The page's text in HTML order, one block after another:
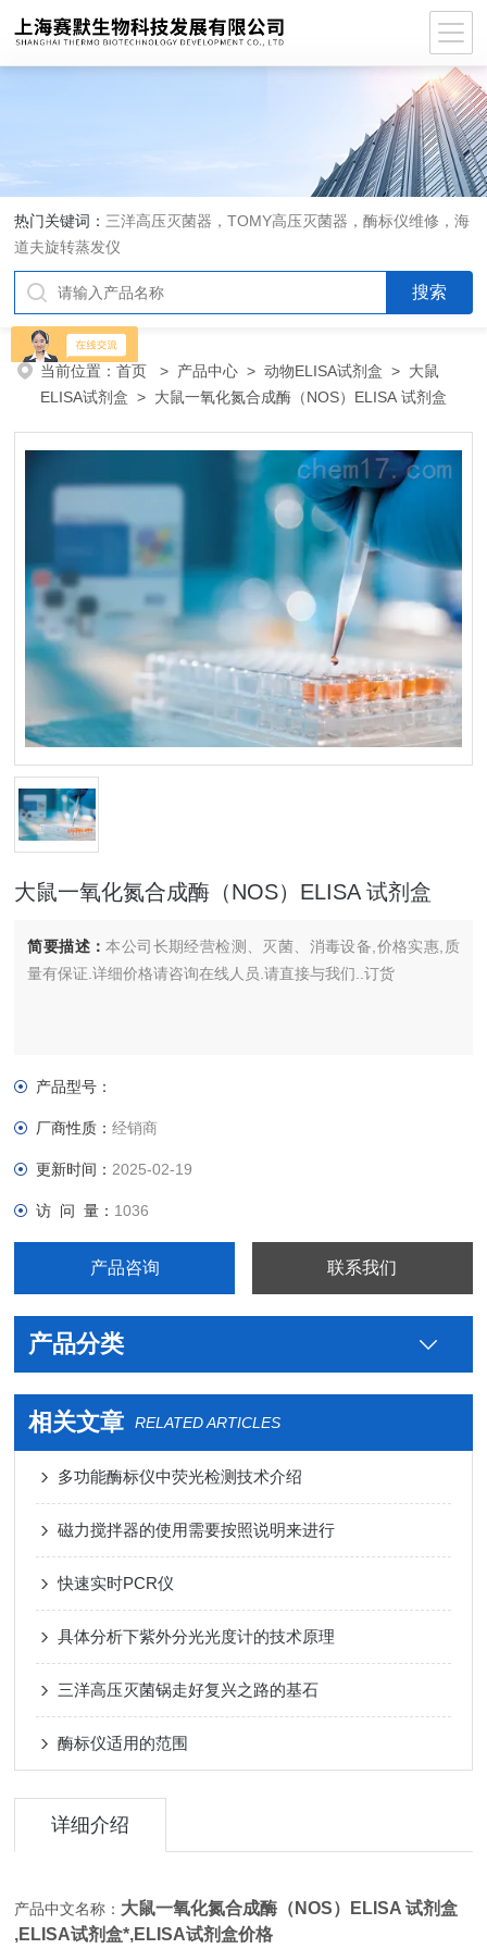
热门关键词： 三洋高压灭菌器，TOMY高压灭菌器，酶标仪维修，海
道夫旋转蒸发仪
当前位置：首页 > 产品中心 >动物ELISA试剂盒 > 大鼠
ELISA试剂盒 > 大鼠一氧化氮合成酶（NOS）ELISA 试剂盒
大鼠一氧化氮合成酶（NOS）ELISA 试剂盒
简要描述：本公司长期经营检测、灭菌、消毒设备,价格实惠,质
量有保证.详细价格请咨询在线人员.请直接与我们..订货
产品型号：
厂商性质：经销商
更新时间： 2025-02-19
访 问 量： 1036
产品咨询 联系我们
产品分类
相关文章 RELATED ARTICLES
多功能酶标仪中荧光检测技术介绍
磁力搅拌器的使用需要按照说明来进行
快速实时PCR仪
具体分析下紫外分光光度计的技术原理
三洋高压灭菌锅走好复兴之路的基石
酶标仪适用的范围
详细介绍
产品中文名称： 大鼠一氧化氮合成酶（NOS）ELISA 试剂盒
,ELISA试剂盒*,ELISA试剂盒价格